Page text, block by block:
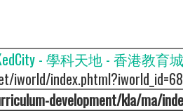
- 學科天地 - 香港教育城
iworld/
development/kla/ma/